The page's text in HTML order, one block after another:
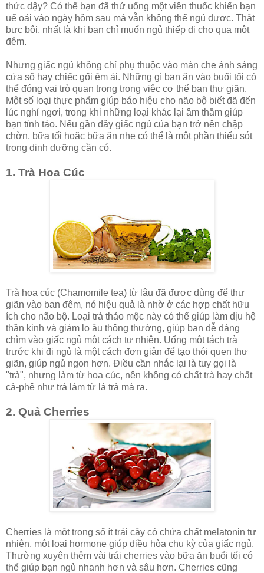
thức dậy? Có thể bạn đã thử uống một viên thuốc khiến bạn
uể oải vào ngày hôm sau mà vẫn không thể ngủ được. Thật
bực bội, nhất là khi bạn chỉ muốn ngủ thiếp đi cho qua một
đêm.
Nhưng giấc ngủ không chỉ phụ thuộc vào màn che ánh sáng
cửa sổ hay chiếc gối êm ái. Những gì bạn ăn vào buổi tối có
thể đóng vai trò quan trọng trong việc cơ thể bạn thư giãn.
Một số loại thực phẩm giúp báo hiệu cho não bộ biết đã đến
lúc nghỉ ngơi, trong khi những loại khác lại âm thầm giúp
bạn tỉnh táo. Nếu gần đây giấc ngủ của bạn trở nên chập
chờn, bữa tối hoặc bữa ăn nhẹ có thể là một phần thiếu sót
trong dinh dưỡng cần có.
1. Trà Hoa Cúc
Trà hoa cúc (Chamomile tea) từ lâu đã được dùng để thư
giãn vào ban đêm, nó hiệu quả là nhờ ở các hợp chất hữu
ích cho não bộ. Loại trà thảo mộc này có thể giúp làm dịu hệ
thần kinh và giảm lo âu thông thường, giúp bạn dễ dàng
chìm vào giấc ngủ một cách tự nhiên. Uống một tách trà
trước khi đi ngủ là một cách đơn giản để tạo thói quen thư
giãn, giúp ngủ ngon hơn. Điều cần nhắc lại là tuy gọi là
"trà", nhưng làm từ hoa cúc, nên không có chất trà hay chất
cà-phê như trà làm từ lá trà mà ra.
2. Quả Cherries
Cherries là một trong số ít trái cây có chứa chất melatonin tự
nhiên, một loại hormone giúp điều hòa chu kỳ của giấc ngủ.
Thường xuyên thêm vài trái cherries vào bữa ăn buổi tối có
thể giúp bạn ngủ nhanh hơn và sâu hơn. Cherries cũng